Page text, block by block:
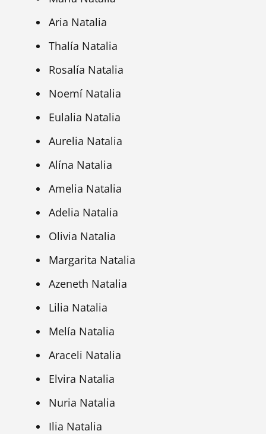
Aria Natalia
Thalía Natalia
Rosalía Natalia
Noemí Natalia
Eulalia Natalia
Aurelia Natalia
Alína Natalia
Amelia Natalia
Adelia Natalia
Olivia Natalia
Margarita Natalia
Azeneth Natalia
Lilia Natalia
Melía Natalia
Araceli Natalia
Elvira Natalia
Nuria Natalia
Ilia Natalia